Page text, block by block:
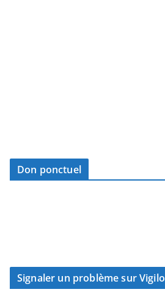
Don ponctuel
Signaler un problème sur Vigilo